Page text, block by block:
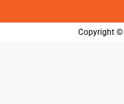
Copyright ©️